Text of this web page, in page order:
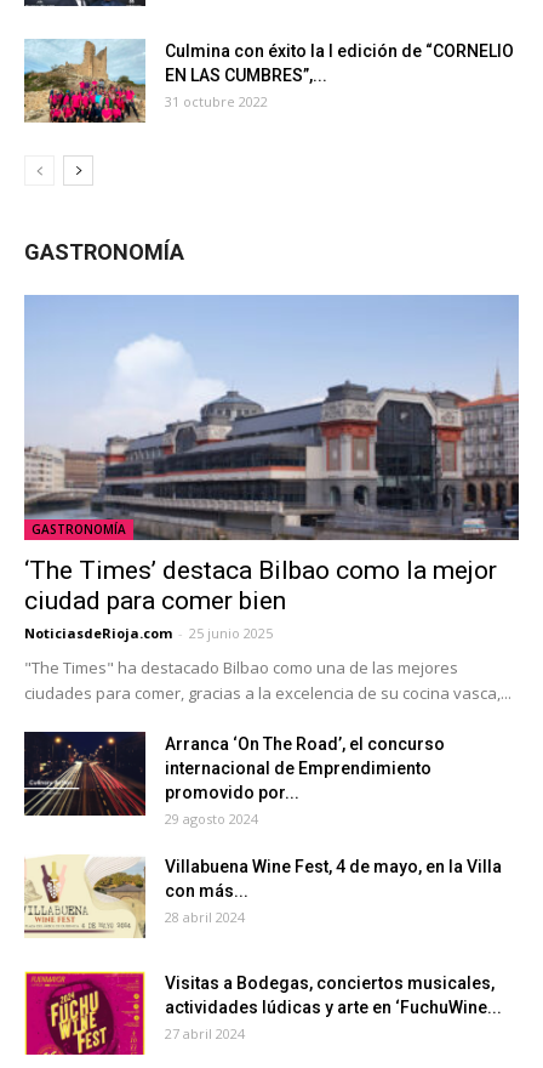
Culmina con éxito la I edición de “CORNELIO
EN LAS CUMBRES”,...
31 octubre 2022
GASTRONOMÍA
GASTRONOMÍA
‘The Times’ destaca Bilbao como la mejor
ciudad para comer bien
NoticiasdeRioja.com - 25 junio 2025
"The Times" ha destacado Bilbao como una de las mejores
ciudades para comer, gracias a la excelencia de su cocina vasca,...
Arranca ‘On The Road’, el concurso
internacional de Emprendimiento
promovido por...
29 agosto 2024
Villabuena Wine Fest, 4 de mayo, en la Villa
con más...
28 abril 2024
Visitas a Bodegas, conciertos musicales,
actividades lúdicas y arte en ‘FuchuWine...
27 abril 2024